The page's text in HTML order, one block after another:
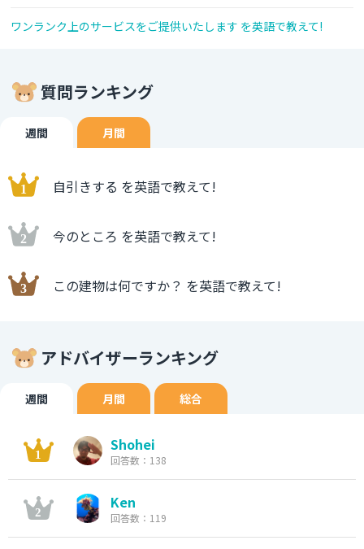
ワンランク上のサービスをご提供いたします を英語で教えて!
質問ランキング
週間 月間
自引きする を英語で教えて!
今のところ を英語で教えて!
この建物は何ですか？ を英語で教えて!
アドバイザーランキング
週間 月間 総合
Shohei
回答数：138
Ken
回答数：119